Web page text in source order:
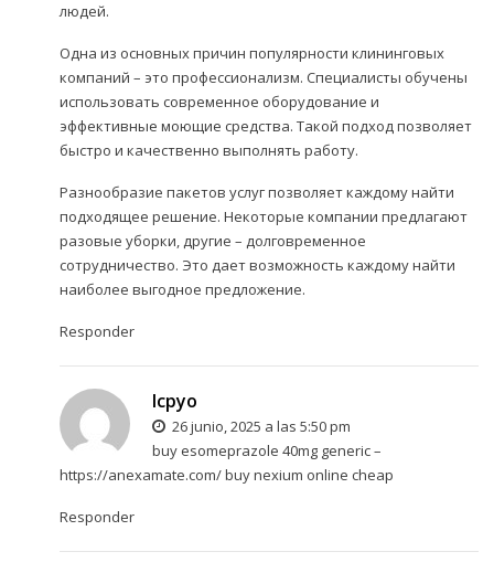
людей.
Одна из основных причин популярности клининговых
компаний – это профессионализм. Специалисты обучены
использовать современное оборудование и
эффективные моющие средства. Такой подход позволяет
быстро и качественно выполнять работу.
Разнообразие пакетов услуг позволяет каждому найти
подходящее решение. Некоторые компании предлагают
разовые уборки, другие – долговременное
сотрудничество. Это дает возможность каждому найти
наиболее выгодное предложение.
Responder
lcpyo
26 junio, 2025 a las 5:50 pm
buy esomeprazole 40mg generic –
https://anexamate.com/buy nexium online cheap
Responder